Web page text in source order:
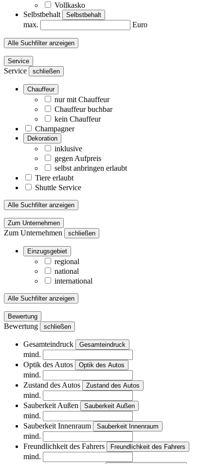
Vollkasko
Selbstbehalt
Selbstbehalt
max. Euro
Alle Suchfilter anzeigen
Service
Service schließen
Chauffeur
nur mit Chauffeur
Chauffeur buchbar
kein Chauffeur
Champagner
Dekoration
inklusive
gegen Aufpreis
selbst anbringen erlaubt
Tiere erlaubt
Shuttle Service
Alle Suchfilter anzeigen
Zum Unternehmen
Zum Unternehmen schließen
Einzugsgebiet
regional
national
international
Alle Suchfilter anzeigen
Bewertung
Bewertung schließen
Gesamteindruck Gesamteindruck
mind.
Optik des Autos
Optik des Autos
mind.
Zustand des Autos
Zustand des Autos
mind.
Sauberkeit Außen
Sauberkeit Außen
mind.
Sauberkeit Innenraum
Sauberkeit Innenraum
mind.
Freundlichkeit des Fahrers
Freundlichkeit des Fahrers
mind.